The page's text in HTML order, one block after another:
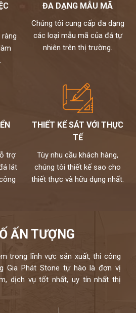
ĐA DẠNG MẪU MÃ
Chúng tôi cung cấp đa dạng
các loại mẫu mã của đá tự
nhiên trên thị trường.
trợ
lát
THIẾT KẾ SÁT VỚI THỰC
TẾ
Tùy nhu cầu khách hàng,
chúng tôi thiết kế sao cho
thiết thực và hữu dụng nhất.
ẤN TƯỢNG
trong lĩnh vực sản xuất, thi công
Gia Phát Stone tự hào là đơn vị
dịch vụ tốt nhất, uy tín nhất thị